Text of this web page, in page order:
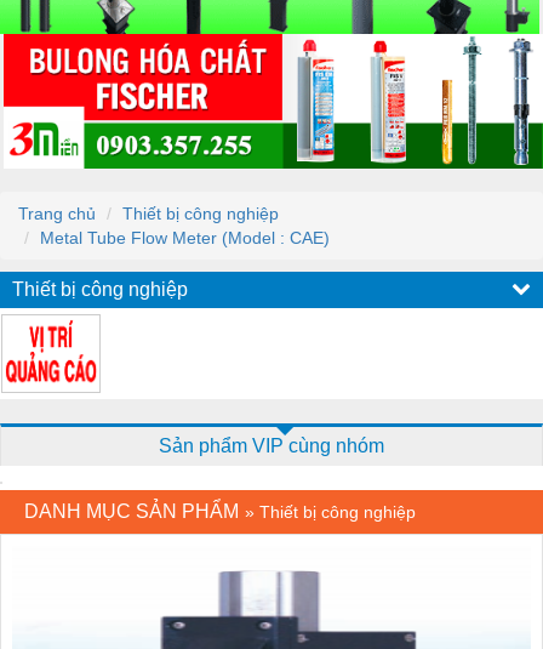
Trang chủ
Thiết bị công nghiệp
Metal Tube Flow Meter (Model : CAE)
Thiết bị công nghiệp
Sản phẩm VIP cùng nhóm
DANH MỤC SẢN PHẨM » Thiết bị công nghiệp